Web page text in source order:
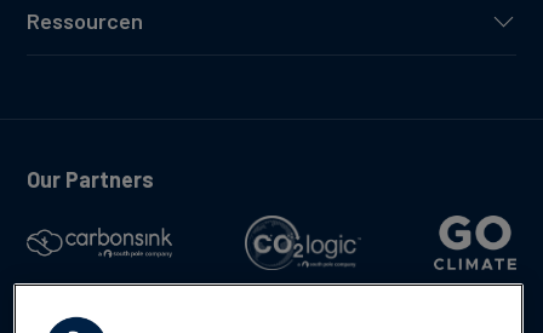
Ressourcen
Our Partners